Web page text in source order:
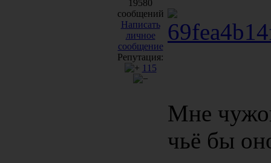
19580
сообщений
Написать
личное
сообщение
Репутация:
115
Мне
чьё бы